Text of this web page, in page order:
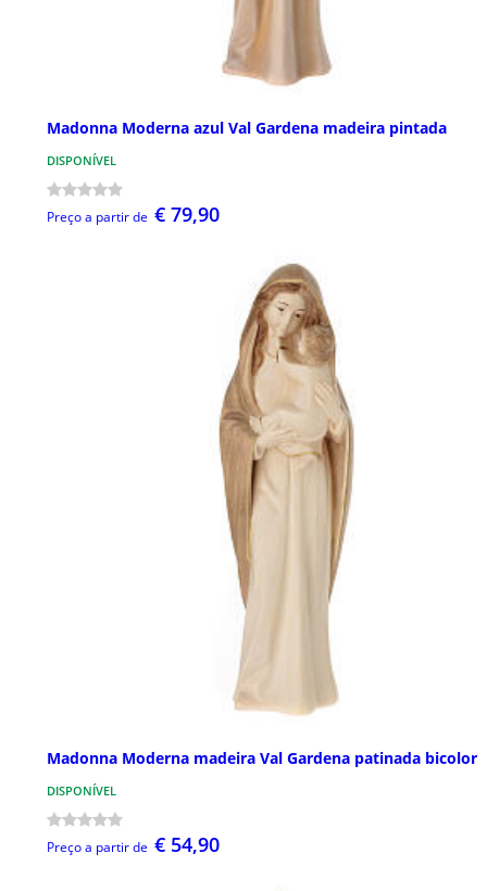
Madonna Moderna azul Val Gardena madeira pintada
DISPONÍVEL
Preço a partir de € 79,90
Madonna Moderna madeira Val Gardena patinada bicolor
DISPONÍVEL
Preço a partir de € 54,90